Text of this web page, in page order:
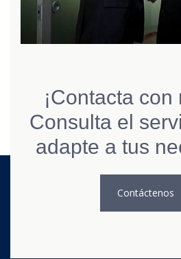
¡Contacta con
Consulta el
adapte a tus
Contáctenos